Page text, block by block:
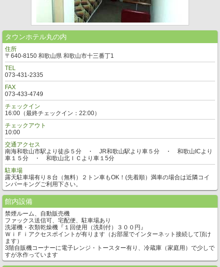
タウンホテル丸の内
住所
〒640-8150 和歌山県 和歌山市十三番丁1
TEL
073-431-2335
FAX
073-433-4749
チェックイン
16:00（最終チェックイン：22:00）
チェックアウト
10:00
交通アクセス
南海和歌山市駅より徒歩５分 ・ JR和歌山駅より車５分 ・ 和歌山ICより
車１５分 ・ 和歌山北ＩＣより車１5分
駐車場
露天駐車場有り８台（無料）２トン車もOK！(先着順）満車の場合は近隣コイ
ンパーキングご利用下さい。
館内設備
禁煙ルーム、自動販売機
ファックス送信可、宅配便、駐車場あり
洗濯機・衣類乾燥機『１回使用（洗剤付）３００円』
ＷｉＦｉアクセスポイントが有ります（お部屋でインターネット接続して頂け
ます）
3階自販機コーナーに電子レンジ・トースター有り、冷蔵庫（家庭用）で少しで
すが氷作っています